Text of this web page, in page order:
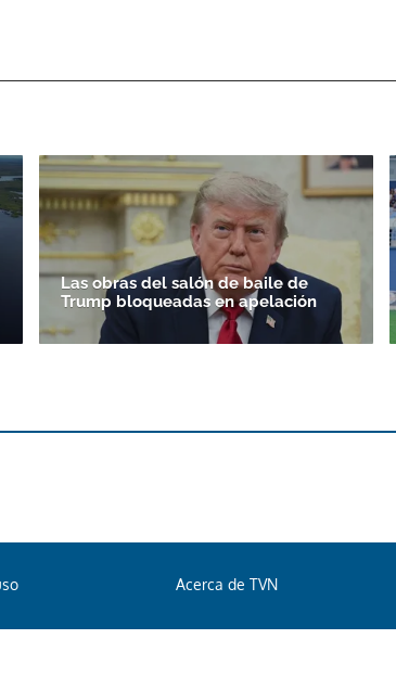
Las obras del salón de baile de
Trump bloqueadas en apelación
Acerca de TVN